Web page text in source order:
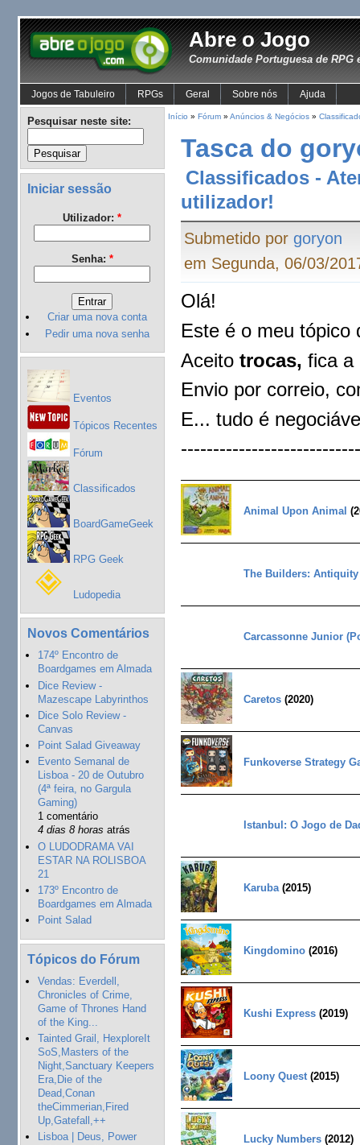
Abre o Jogo
Comunidade Portuguesa de RPG
Jogos de Tabuleiro RPGs Geral Sobre nós Ajuda
Pesquisar neste site:
Iniciar sessão
Utilizador: *
Senha: *
Criar uma nova conta
Pedir uma nova senha
Eventos
Tópicos Recentes
Fórum
Classificados
BoardGameGeek
RPG Geek
Ludopedia
Novos Comentários
174º Encontro de
Boardgames em Almada
Dice Review -
Mazescape Labyrinthos
Dice Solo Review -
Canvas
Point Salad Giveaway
Evento Semanal de
Lisboa - 20 de Outubro
(4ª feira, no Gargula
Gaming)
1 comentário
4 dias 8 horas atrás
O LUDODRAMA VAI
ESTAR NA ROLISBOA
21
173º Encontro de
Boardgames em Almada
Point Salad
Tópicos do Fórum
Vendas: Everdell,
Chronicles of Crime,
Game of Thrones Hand
of the King...
Tainted Grail, HexploreIt
SoS,Masters of the
Night,Sanctuary Keepers
Era,Die of the
Dead,Conan
theCimmerian,Fired
Up,Gatefall,++
Lisboa | Deus, Power
Início » Fórum» Anúncios & Negócios»
Tasca do
Classificados -
utilizador!
Submetido por goryon
em Segunda, 06/03/
Olá!
Este é o meu tópico
Aceito trocas, fica a
Envio por correio,
E... tudo é
Animal Upon Animal
The Builders:
Carcassonne Junior
Caretos (2020)
Funkoverse Strategy
Istanbul: O Jogo de
Karuba (2015)
Kingdomino (2016)
Kushi Express (2019)
Loony Quest (2015)
Lucky Numbers (2012)